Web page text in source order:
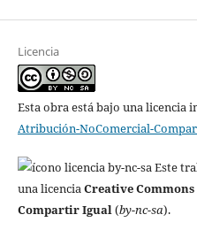
Licencia
Esta obra está bajo una licencia
Atribución-NoComercial-
Este
una licenciaCreative
Compartir Igual(by-nc-sa).